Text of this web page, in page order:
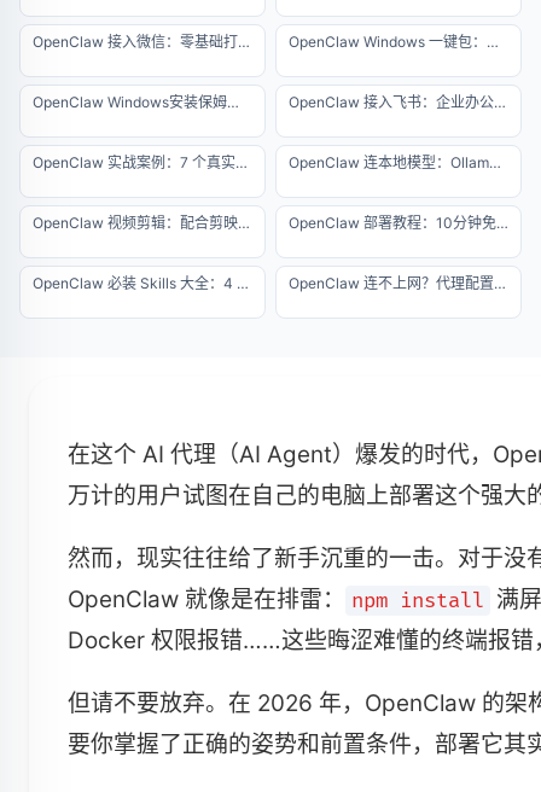
OpenClaw 接入微信：零基础打造个人微信 AI 助理 OpenClaw Windows 一键包：免环境配置极速版安装教程
OpenClaw Windows安装保姆级教程，5分钟搞定 OpenClaw 接入飞书：企业办公自动化实战教程
OpenClaw 实战案例：7 个真实自动化项目详解（2026 专业版） OpenClaw 连本地模型：Ollama 离线运行零成本方案
OpenClaw 视频剪辑：配合剪映实现半自动化出片 OpenClaw 部署教程：10分钟免费打造本地 AI 助理
OpenClaw 必装 Skills 大全：4 个核心插件安装指南（2026 最新版） OpenClaw 连不上网？代理配置与网络排错大全
在这个 AI 代理（AI Agent）爆发的时代，
万计的用户试图在自己的电脑上部署这个强大
然而，现实往往给了新手沉重的一击。对于
OpenClaw 就像是在排雷：
npm install 满
Docker 权限报错……这些晦涩难懂的终端报错
但请不要放弃。在 2026 年，OpenClaw 的架
要你掌握了正确的姿势和前置条件，部署它其